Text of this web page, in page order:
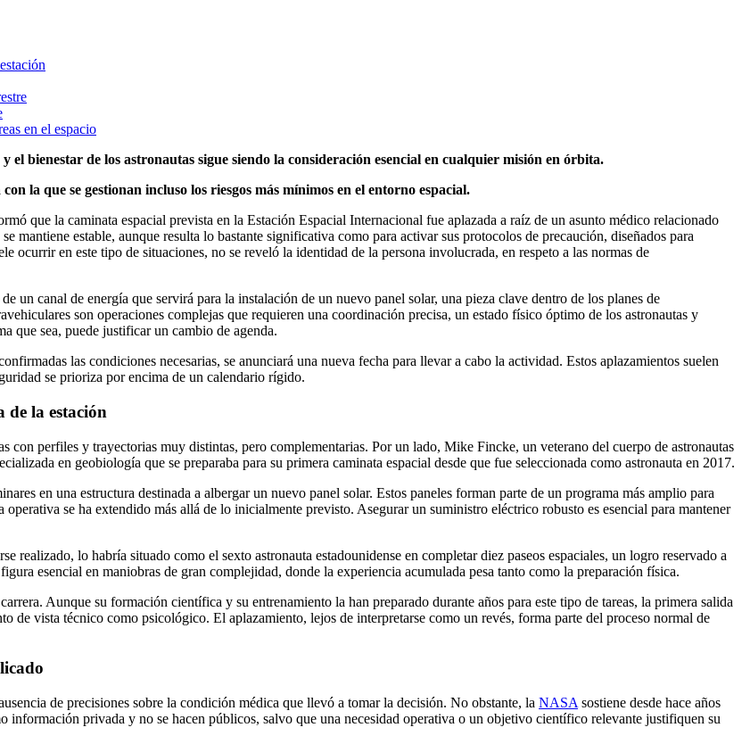
en el espacio
bienestar de los astronautas sigue siendo la consideración esencial en cualquier misión en órbita.
la que se gestionan incluso los riesgos más mínimos en el entorno espacial.
que la caminata espacial prevista en la Estación Espacial Internacional fue aplazada a raíz de un asunto médico relacionado
estable, aunque resulta lo bastante significativa como para activar sus protocolos de precaución, diseñados para
ocurrir en este tipo de situaciones, no se reveló la identidad de la persona involucrada, en respeto a las normas de
un canal de energía que servirá para la instalación de un nuevo panel solar, una pieza clave dentro de los planes de
son operaciones complejas que requieren una coordinación precisa, un estado físico óptimo de los astronautas y
que sea, puede justificar un cambio de agenda.
las condiciones necesarias, se anunciará una nueva fecha para llevar a cabo la actividad. Estos aplazamientos suelen
se prioriza por encima de un calendario rígido.
de la estación
con perfiles y trayectorias muy distintas, pero complementarias. Por un lado, Mike Fincke, un veterano del cuerpo de astronautas
en geobiología que se preparaba para su primera caminata espacial desde que fue seleccionada como astronauta en 2017.
en una estructura destinada a albergar un nuevo panel solar. Estos paneles forman parte de un programa más amplio para
se ha extendido más allá de lo inicialmente previsto. Asegurar un suministro eléctrico robusto es esencial para mantener
realizado, lo habría situado como el sexto astronauta estadounidense en completar diez paseos espaciales, un logro reservado a
esencial en maniobras de gran complejidad, donde la experiencia acumulada pesa tanto como la preparación física.
Aunque su formación científica y su entrenamiento la han preparado durante años para este tipo de tareas, la primera salida
de vista técnico como psicológico. El aplazamiento, lejos de interpretarse como un revés, forma parte del proceso normal de
de precisiones sobre la condición médica que llevó a tomar la decisión. No obstante, la NASA sostiene desde hace años
información privada y no se hacen públicos, salvo que una necesidad operativa o un objetivo científico relevante justifiquen su